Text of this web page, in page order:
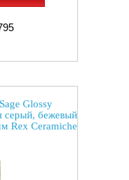
Glossy
серый, бежевый
Rex Ceramiche